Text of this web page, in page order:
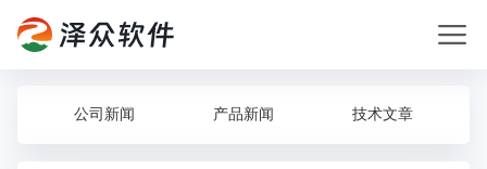
公司新闻 产品新闻 技术文章